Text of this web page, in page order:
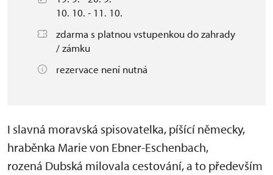
10. 10. - 11. 10.
zdarma s platnou vstupenkou do zahrady
/ zámku
rezervace není nutná
I slavná moravská spisovatelka, píšící německy,
hraběnka Marie von Ebner-Eschenbach,
rozená Dubská milovala cestování, a to především